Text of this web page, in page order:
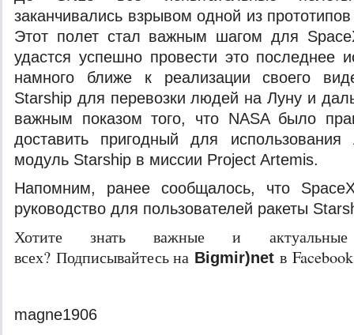
заканчивались взрывом одной из
Этот полет стал важным шагом для
удастся успешно провести это последнее
намного ближе к реализации своего
Starship для перевозки людей на Луну и
важным показом того, что NASA было
доставить пригодный для
модуль Starship в миссии Project Artemis.
Напомним, ранее сообщалось, что
руководство для пользователей ракеты
Хотите знать важные и
всех? Подписывайтесь на Bigmir)net в
magne1906